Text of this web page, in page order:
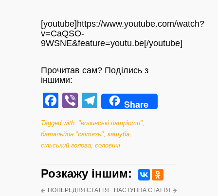
[youtube]https://www.youtube.com/watch?
v=CaQSO-
9WSNE&feature=youtu.be[/youtube]
Прочитав сам? Поділись з
іншими:
Facebook
ViberTelegram
Share
Tagged with: "волинські патріоти"
батальйон "світязь" кашуба
сільський голова соловичі
Розкажу iншим:
ПОПЕРЕДНЯ СТАТТЯ НАСТУПНА СТАТТЯ